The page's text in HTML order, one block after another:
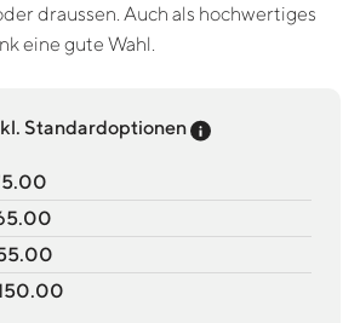
draussen. Auch als hochwertiges
eine gute Wahl.
Standardoptionen Preis-Tooltip